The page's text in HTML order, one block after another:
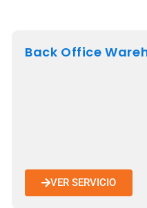
Back Office
VER SERVICIO